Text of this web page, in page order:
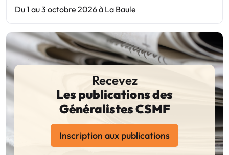
Du 1 au 3 octobre 2026 à La Baule
Recevez
Les publications des
Généralistes CSMF
Inscription aux publications